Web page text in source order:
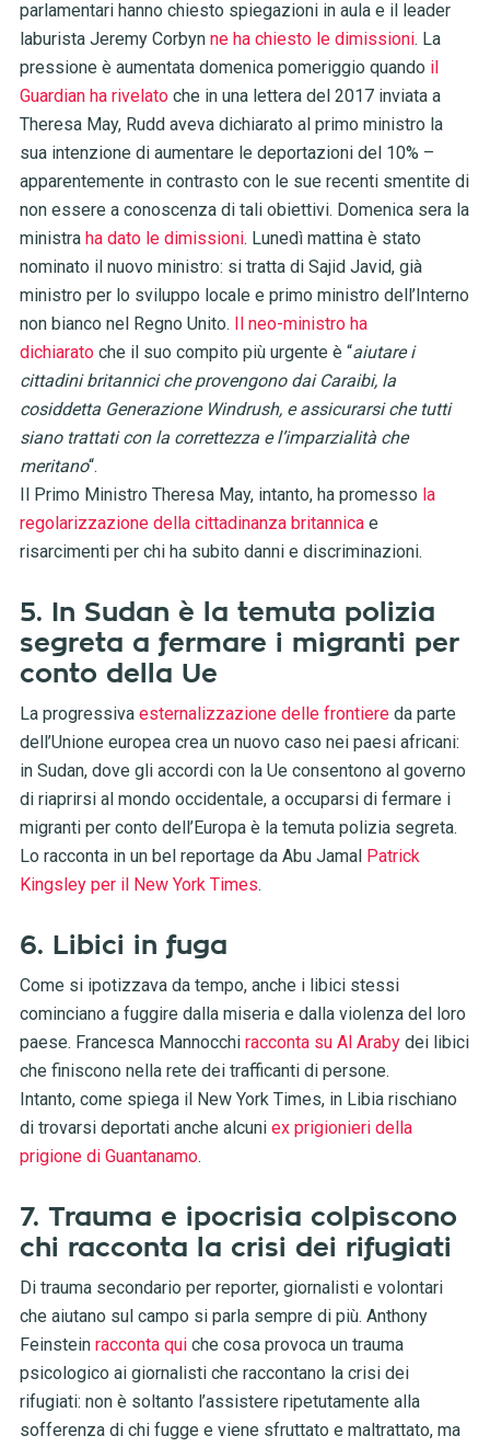
parlamentari hanno chiesto spiegazioni in aula e il leader
laburista Jeremy Corbyn ne ha chiesto le dimissioni. La
pressione è aumentata domenica pomeriggio quando il
Guardian ha rivelatoche in una lettera del 2017 inviata a
Theresa May, Rudd aveva dichiarato al primo ministro la
sua intenzione di aumentare le deportazioni del 10% –
apparentemente in contrasto con le sue recenti smentite di
non essere a conoscenza di tali obiettivi. Domenica sera la
ministra ha dato le dimissioni. Lunedì mattina è stato
nominato il nuovo ministro: si tratta di Sajid Javid, già
ministro per lo sviluppo locale e primo ministro dell’Interno
non bianco nel Regno Unito. Il neo-ministro ha
dichiaratoche il suo compito più urgente è “aiutare i
cittadini britannici che provengono dai Caraibi, la
cosiddetta Generazione Windrush, e assicurarsi che tutti
siano trattati con la correttezza e l’imparzialità che
meritano“.
Il Primo Ministro Theresa May, intanto, ha promesso la
regolarizzazione della cittadinanza britannicae
risarcimenti per chi ha subito danni e discriminazioni.
5. In Sudan è la temuta polizia
segreta a fermare i migranti per
conto della Ue
La progressiva esternalizzazione delle frontiereda parte
dell’Unione europea crea un nuovo caso nei paesi africani:
in Sudan, dove gli accordi con la Ue consentono al governo
di riaprirsi al mondo occidentale, a occuparsi di fermare i
migranti per conto dell’Europa è la temuta polizia segreta.
Lo racconta in un bel reportage da Abu Jamal Patrick
Kingsley per il New York Times.
6. Libici in fuga
Come si ipotizzava da tempo, anche i libici stessi
cominciano a fuggire dalla miseria e dalla violenza del loro
paese. Francesca Mannocchi racconta su Al Arabydei libici
che finiscono nella rete dei trafficanti di persone.
Intanto, come spiega il New York Times, in Libia rischiano
di trovarsi deportati anche alcuni ex prigionieri della
prigione di Guantanamo.
7. Trauma e ipocrisia colpiscono
chi racconta la crisi dei rifugiati
Di trauma secondario per reporter, giornalisti e volontari
che aiutano sul campo si parla sempre di più. Anthony
Feinstein racconta quiche cosa provoca un trauma
psicologico ai giornalisti che raccontano la crisi dei
rifugiati: non è soltanto l’assistere ripetutamente alla
sofferenza di chi fugge e viene sfruttato e maltrattato, ma